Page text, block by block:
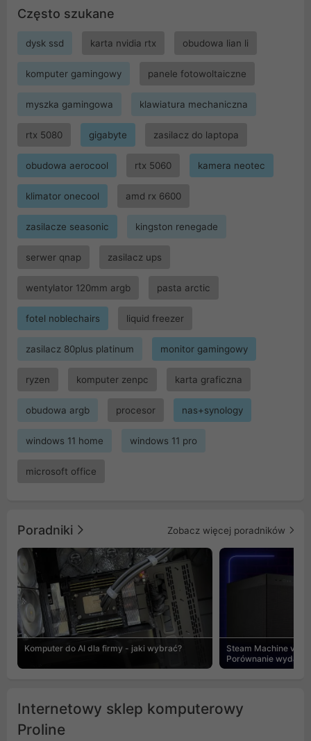
Często szukane
dysk ssd karta nvidia rtx obudowa lian li
komputer gamingowy panele fotowoltaiczne
myszka gamingowa klawiatura mechaniczna
rtx 5080 gigabyte zasilacz do laptopa
obudowa aerocool rtx 5060 kamera neotec
klimator onecool amd rx 6600
zasilacze seasonic kingston renegade
serwer qnap zasilacz ups
wentylator 120mm argb pasta arctic
fotel noblechairs liquid freezer
zasilacz 80plus platinum monitor gamingowy
ryzen komputer zenpc karta graficzna
obudowa argb procesor nas+synology
windows 11 home windows 11 pro
microsoft office
Poradniki Zobacz więcej poradników
Komputer do AI dla firmy - jaki wybrać?
Steam Machine vs
Porównanie
Internetowy sklep komputerowy
Proline